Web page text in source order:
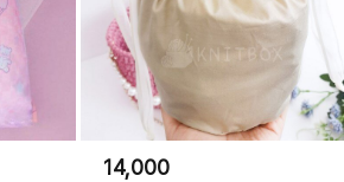
14,000